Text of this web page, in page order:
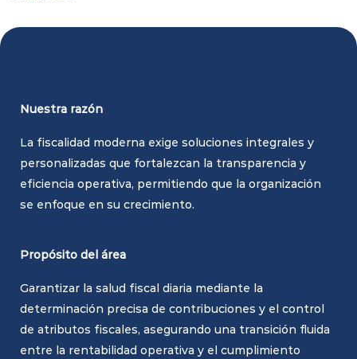
Nuestra razón
La fiscalidad moderna exige soluciones integrales y
personalizadas que fortalezcan la transparencia y
eficiencia operativa, permitiendo que la organización
se enfoque en su crecimiento.
Propósito del área
Garantizar la salud fiscal diaria mediante la
determinación precisa de contribuciones y el control
de atributos fiscales, asegurando una transición fluida
entre la rentabilidad operativa y el cumplimiento